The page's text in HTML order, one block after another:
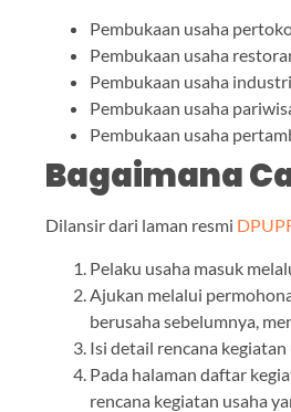
Pembukaan usaha
Pembukaan usaha
Pembukaan usaha industri
Pembukaan usaha
Pembukaan usaha
Bagaimana
Dilansir dari laman resmi
Pelaku usaha masuk
Ajukan melalui
berusaha sebelumnya,
Isi detail rencana kegiatan
Pada halaman daftar
rencana kegiatan usaha